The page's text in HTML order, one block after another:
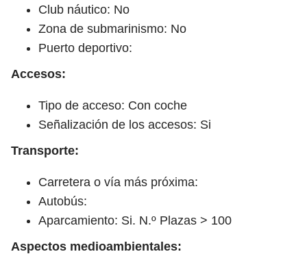
Club náutico: No
Zona de submarinismo: No
Puerto deportivo:
Accesos:
Tipo de acceso: Con coche
Señalización de los accesos: Si
Transporte:
Carretera o vía más próxima:
Autobús:
Aparcamiento: Si. N.º Plazas > 100
Aspectos medioambientales: